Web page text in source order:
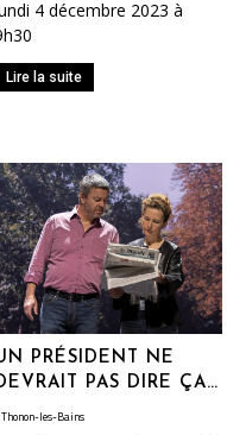
4 décembre 2023 à
Lire la suite
PRÉSIDENT NE
PAS DIRE ÇA…
Thonon-les-Bains